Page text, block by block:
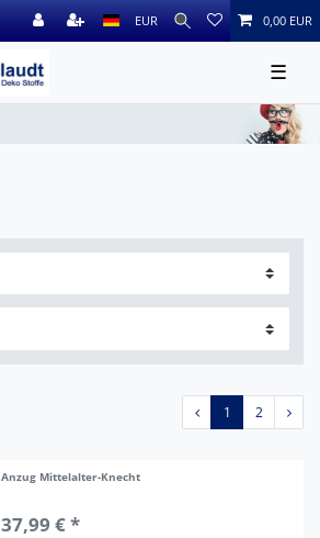
EUR 0,00 EUR
☰
1 2
Anzug Mittelalter-Knecht
37,99 € *